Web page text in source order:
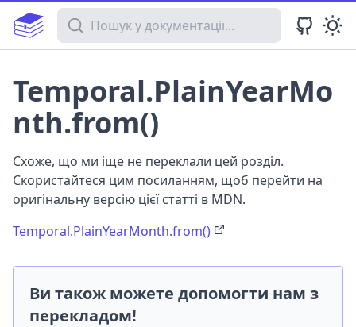
Пошук у документації
Temporal.PlainYearMo
nth.from()
Схоже, що ми іще не переклали цей розділ.
Скористайтеся цим посиланням, щоб перейти на
оригінальну версію цієї статті в MDN.
Temporal.PlainYearMonth.from()
Ви також можете допомогти нам з
перекладом!